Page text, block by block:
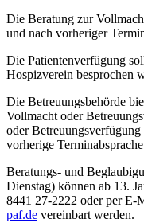
Die Beratung zur
und nach vorheriger
Die Patientenverfügung
Hospizverein besprochen
Die Betreuungsbehörde
Vollmacht oder
oder
vorherige
Beratungs- und
Dienstag) können ab 13.
8441 27-2222 oder per E-
paf.de vereinbart werden.